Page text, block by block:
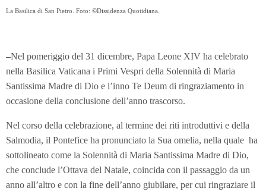
La Basilica di San Pietro. Foto: ©Dissidenza Quotidiana.
–Nel pomeriggio del 31 dicembre, Papa Leone XIV ha celebrato
nella Basilica Vaticana i Primi Vespri della Solennità di Maria
Santissima Madre di Dio e l’inno Te Deum di ringraziamento in
occasione della conclusione dell’anno trascorso.
Nel corso della celebrazione, al termine dei riti introduttivi e della
Salmodia, il Pontefice ha pronunciato la Sua omelia, nella quale ha
sottolineato come la Solennità di Maria Santissima Madre di Dio,
che conclude l’Ottava del Natale, coincida con il passaggio da un
anno all’altro e con la fine dell’anno giubilare, per cui ringraziare il